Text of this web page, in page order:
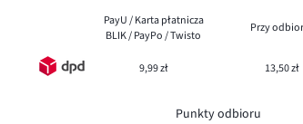
PayU / Karta płatnicza
BLIK / PayPo / Twisto
Przy
9,99 zł 13,50 zł
Punkty odbioru